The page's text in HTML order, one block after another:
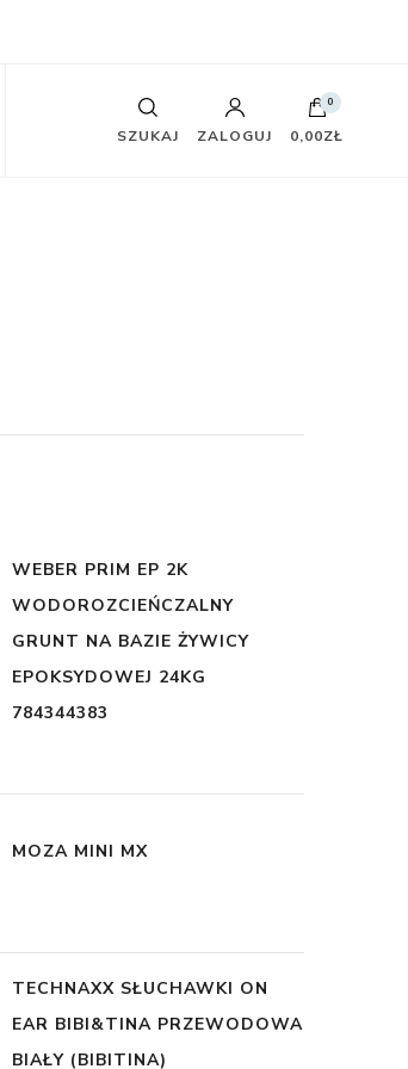
SZUKAJ ZALOGUJ
0
0,00ZŁ
WEBER PRIM EP 2K
WODOROZCIEŃCZALNY
GRUNT NA BAZIE ŻYWICY
EPOKSYDOWEJ 24KG
784344383
MOZA MINI MX
TECHNAXX SŁUCHAWKI ON
EAR BIBI&TINA PRZEWODOWA
BIAŁY (BIBITINA)